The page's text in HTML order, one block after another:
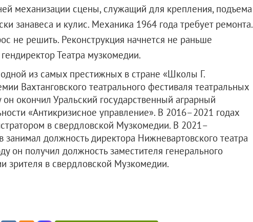
механизации сцены, служащий для крепления, подъема
занавеса и кулис. Механика 1964 года требует ремонта.
не решить. Реконструкция начнется не раньше
гендиректор Театра музкомедии.
из самых престижных в стране «Школы Г.
Вахтанговского театрального фестиваля театральных
окончил Уральский государственный аграрный
«Антикризисное управление». В 2016–2021 годах
в свердловской Музкомедии. В 2021–
должность директора Нижневартовского театра
он получил должность заместителя генерального
зрителя в свердловской Музкомедии.